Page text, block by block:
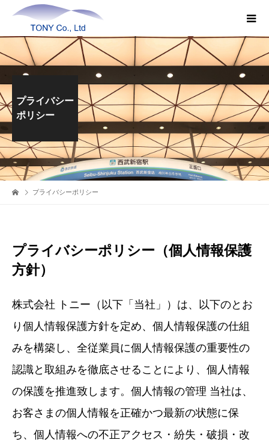
プライバシー
ポリシー
プライバシーポリシー
プライバシーポリシー（個人情報保護
方針）
株式会社 トニー（以下「当社」）は、以下のとお
り個人情報保護方針を定め、個人情報保護の仕組
みを構築し、全従業員に個人情報保護の重要性の
認識と取組みを徹底させることにより、個人情報
の保護を推進致します。個人情報の管理 当社は、
お客さまの個人情報を正確かつ最新の状態に保
ち、個人情報への不正アクセス・紛失・破損・改